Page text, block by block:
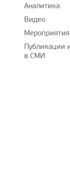
Аналитика
Видео
Мероприятия
Публикации
в СМИ